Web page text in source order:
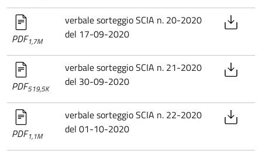
PDF1,7M
verbale sorteggio SCIA n. 20-2020
del 17-09-2020
PDF519,5K
verbale sorteggio SCIA n. 21-2020
del 30-09-2020
PDF1,1M
verbale sorteggio SCIA n. 22-2020
del 01-10-2020